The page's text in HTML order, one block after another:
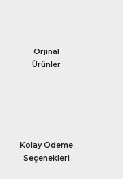
Orjinal
Ürünler
Kolay Ödeme
Seçenekleri